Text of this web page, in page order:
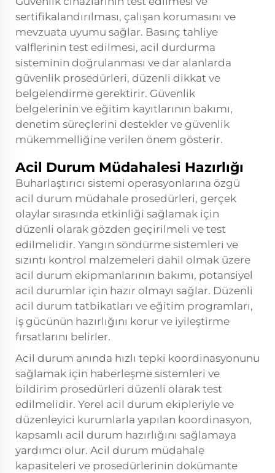
sertifikalandırılması, çalışan korumasını ve
mevzuata uyumu sağlar. Basınç tahliye
valflerinin test edilmesi, acil durdurma
sisteminin doğrulanması ve dar alanlarda
güvenlik prosedürleri, düzenli dikkat ve
belgelendirme gerektirir. Güvenlik
belgelerinin ve eğitim kayıtlarının bakımı,
denetim süreçlerini destekler ve güvenlik
mükemmelliğine verilen önem gösterir.
Acil Durum Müdahalesi Hazırlığı
Buharlaştırıcı sistemi operasyonlarına özgü
acil durum müdahale prosedürleri, gerçek
olaylar sırasında etkinliği sağlamak için
düzenli olarak gözden geçirilmeli ve test
edilmelidir. Yangın söndürme sistemleri ve
sızıntı kontrol malzemeleri dahil olmak üzere
acil durum ekipmanlarının bakımı, potansiyel
acil durumlar için hazır olmayı sağlar. Düzenli
acil durum tatbikatları ve eğitim programları,
iş gücünün hazırlığını korur ve iyileştirme
fırsatlarını belirler.
Acil durum anında hızlı tepki koordinasyonunu
sağlamak için haberleşme sistemleri ve
bildirim prosedürleri düzenli olarak test
edilmelidir. Yerel acil durum ekipleriyle ve
düzenleyici kurumlarla yapılan koordinasyon,
kapsamlı acil durum hazırlığını sağlamaya
yardımcı olur. Acil durum müdahale
kapasiteleri ve prosedürlerinin dokümante